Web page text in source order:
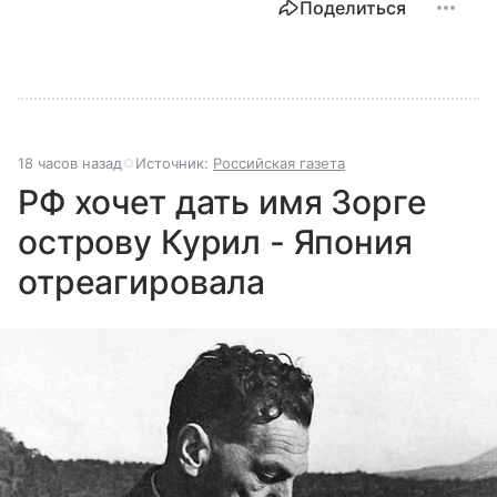
Поделиться
18 часов назад Источник: Российская газета
РФ хочет дать имя Зорге
острову Курил - Япония
отреагировала